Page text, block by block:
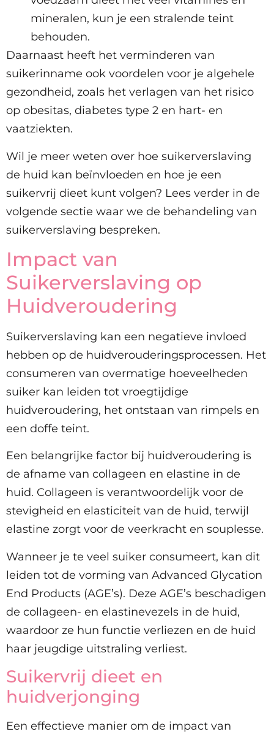
mineralen, kun je een stralende teint
behouden.
Daarnaast heeft het verminderen van
suikerinname ook voordelen voor je algehele
gezondheid, zoals het verlagen van het risico
op obesitas, diabetes type 2 en hart- en
vaatziekten.
Wil je meer weten over hoe suikerverslaving
de huid kan beïnvloeden en hoe je een
suikervrij dieet kunt volgen? Lees verder in de
volgende sectie waar we de behandeling van
suikerverslaving bespreken.
Impact van
Suikerverslaving op
Huidveroudering
Suikerverslaving kan een negatieve invloed
hebben op de huidverouderingsprocessen. Het
consumeren van overmatige hoeveelheden
suiker kan leiden tot vroegtijdige
huidveroudering, het ontstaan van rimpels en
een doffe teint.
Een belangrijke factor bij huidveroudering is
de afname van collageen en elastine in de
huid. Collageen is verantwoordelijk voor de
stevigheid en elasticiteit van de huid, terwijl
elastine zorgt voor de veerkracht en souplesse.
Wanneer je te veel suiker consumeert, kan dit
leiden tot de vorming van Advanced Glycation
End Products (AGE’s). Deze AGE’s beschadigen
de collageen- en elastinevezels in de huid,
waardoor ze hun functie verliezen en de huid
haar jeugdige uitstraling verliest.
Suikervrij dieet en
huidverjonging
Een effectieve manier om de impact van